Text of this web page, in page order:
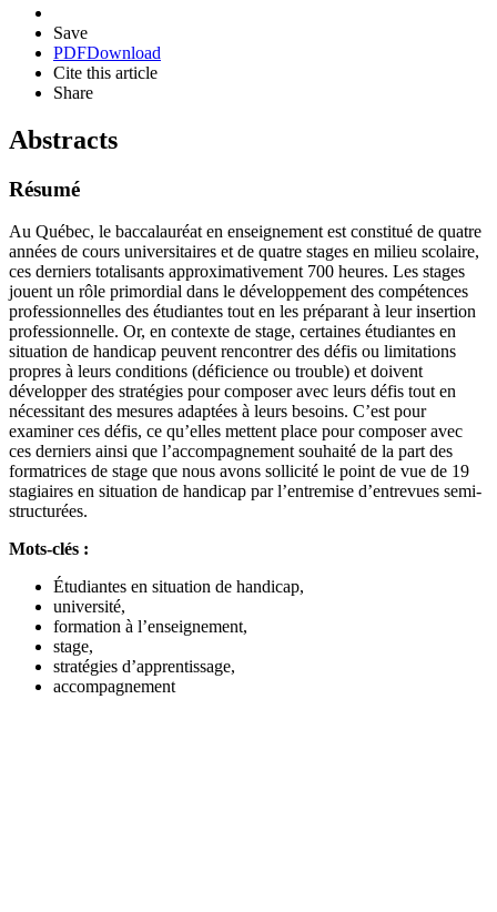
Save
PDFDownload
Cite this article
Share
Abstracts
Résumé
Au Québec, le baccalauréat en enseignement est constitué de quatre
années de cours universitaires et de quatre stages en milieu scolaire,
ces derniers totalisants approximativement 700 heures. Les stages
jouent un rôle primordial dans le développement des compétences
professionnelles des étudiantes tout en les préparant à leur insertion
professionnelle. Or, en contexte de stage, certaines étudiantes en
situation de handicap peuvent rencontrer des défis ou limitations
propres à leurs conditions (déficience ou trouble) et doivent
développer des stratégies pour composer avec leurs défis tout en
nécessitant des mesures adaptées à leurs besoins. C’est pour
examiner ces défis, ce qu’elles mettent place pour composer avec
ces derniers ainsi que l’accompagnement souhaité de la part des
formatrices de stage que nous avons sollicité le point de vue de 19
stagiaires en situation de handicap par l’entremise d’entrevues semi-
structurées.
Mots-clés :
Étudiantes en situation de handicap,
université,
formation à l’enseignement,
stage,
stratégies d’apprentissage,
accompagnement